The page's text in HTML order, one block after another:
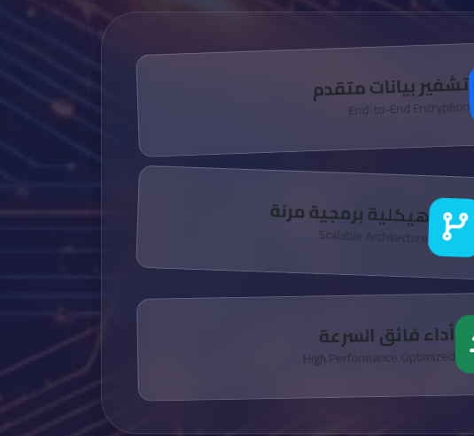
تشفير بيانات متقدم
End-to-End Encryption
هيكلية برمجية مرنة
Scalable Architecture
أداء فائق السرعة
High Performance Optimized